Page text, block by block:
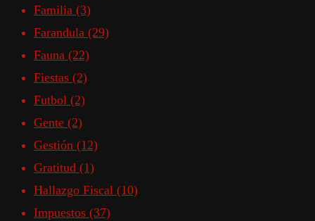
Familia (3)
Farandula (29)
Fauna (22)
Fiestas (2)
Futbol (2)
Gente (2)
Gestión (12)
Gratitud (1)
Hallazgo Fiscal (10)
Impuestos (37)